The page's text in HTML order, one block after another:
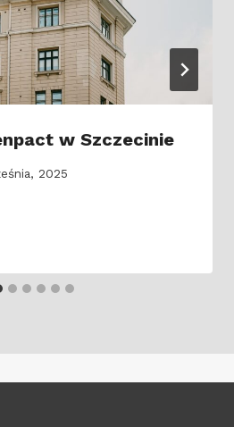
w Szczecinie
2025